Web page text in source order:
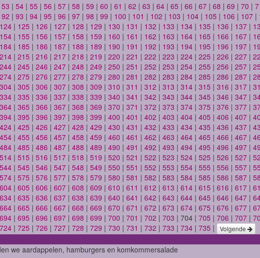
53 | 54 | 55 | 56 | 57 | 58 | 59 | 60 | 61 | 62 | 63 | 64 | 65 | 66 | 67 | 68 | 69 | 70 |
92 | 93 | 94 | 95 | 96 | 97 | 98 | 99 | 100 | 101 | 102 | 103 | 104 | 105 | 106 | 107 |
124 | 125 | 126 | 127 | 128 | 129 | 130 | 131 | 132 | 133 | 134 | 135 | 136 | 137 |
154 | 155 | 156 | 157 | 158 | 159 | 160 | 161 | 162 | 163 | 164 | 165 | 166 | 167 |
184 | 185 | 186 | 187 | 188 | 189 | 190 | 191 | 192 | 193 | 194 | 195 | 196 | 197 |
214 | 215 | 216 | 217 | 218 | 219 | 220 | 221 | 222 | 223 | 224 | 225 | 226 | 227 |
244 | 245 | 246 | 247 | 248 | 249 | 250 | 251 | 252 | 253 | 254 | 255 | 256 | 257 |
274 | 275 | 276 | 277 | 278 | 279 | 280 | 281 | 282 | 283 | 284 | 285 | 286 | 287 |
304 | 305 | 306 | 307 | 308 | 309 | 310 | 311 | 312 | 313 | 314 | 315 | 316 | 317 |
334 | 335 | 336 | 337 | 338 | 339 | 340 | 341 | 342 | 343 | 344 | 345 | 346 | 347 |
364 | 365 | 366 | 367 | 368 | 369 | 370 | 371 | 372 | 373 | 374 | 375 | 376 | 377 |
394 | 395 | 396 | 397 | 398 | 399 | 400 | 401 | 402 | 403 | 404 | 405 | 406 | 407 |
424 | 425 | 426 | 427 | 428 | 429 | 430 | 431 | 432 | 433 | 434 | 435 | 436 | 437 |
454 | 455 | 456 | 457 | 458 | 459 | 460 | 461 | 462 | 463 | 464 | 465 | 466 | 467 |
484 | 485 | 486 | 487 | 488 | 489 | 490 | 491 | 492 | 493 | 494 | 495 | 496 | 497 |
514 | 515 | 516 | 517 | 518 | 519 | 520 | 521 | 522 | 523 | 524 | 525 | 526 | 527 |
544 | 545 | 546 | 547 | 548 | 549 | 550 | 551 | 552 | 553 | 554 | 555 | 556 | 557 |
574 | 575 | 576 | 577 | 578 | 579 | 580 | 581 | 582 | 583 | 584 | 585 | 586 | 587 |
604 | 605 | 606 | 607 | 608 | 609 | 610 | 611 | 612 | 613 | 614 | 615 | 616 | 617 |
634 | 635 | 636 | 637 | 638 | 639 | 640 | 641 | 642 | 643 | 644 | 645 | 646 | 647 |
664 | 665 | 666 | 667 | 668 | 669 | 670 | 671 | 672 | 673 | 674 | 675 | 676 | 677 |
694 | 695 | 696 | 697 | 698 | 699 | 700 | 701 | 702 | 703 | 704 | 705 | 706 | 707 |
724 | 725 | 726 | 727 | 728 | 729 | 730 | 731 | 732 | 733 | 734 | 735 | Volgende
we aardappelen, hamburgers en komkommersalade